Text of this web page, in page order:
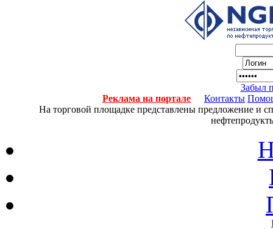
Забыл
Реклама на портале
Контакты
На торговой площадке представлены предложение и